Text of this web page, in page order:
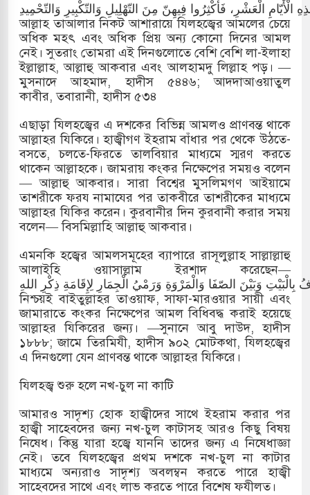
الْعَشْرِ، فَأَكْثِرُوا فِيهِنّ مِنَ التّهْلِيلِ وَالتّكْبِيرِ وَالتّحْمِيدِ.
আল্লাহ তাআলার নিকট আশারায়ে যিলহজ্বের আমলের চেয়ে
অধিক মহৎ এবং অধিক প্রিয় অন্য কোনো দিনের আমল
নেই। সুতরাং তোমরা এই দিনগুলোতে বেশি বেশি লা-ইলাহা
ইল্লাল্লাহ, আল্লাহু আকবার এবং আলহামদু লিল্লাহ পড়। —
মুসনাদে আহমাদ, হাদীস ৫৪৪৬; আদদাআওয়াতুল
কাবীর, তবারানী, হাদীস ৫৩৪
এছাড়া যিলহজ্বের এ দশকের বিভিন্ন আমলও প্রাণবন্ত থাকে
আল্লাহর যিকিরে। হাজ্বীগণ ইহরাম বাঁধার পর থেকে উঠতে-
বসতে, চলতে-ফিরতে তালবিয়ার মাধ্যমে স্মরণ করতে
থাকেন আল্লাহকে। জামরায় কংকর নিক্ষেপের সময়ও বলেন
— আল্লাহু আকবার। সারা বিশ্বের মুসলিমগণ আইয়ামে
তাশরীকে ফরয নামাযের পর তাকবীরে তাশরীকের মাধ্যমে
আল্লাহর যিকির করেন। কুরবানীর দিন কুরবানী করার সময়
বলেন— বিসমিল্লাহি আল্লাহু আকবার।
এমনকি হজ্বের আমলসমূহের ব্যাপারে রাসূলুল্লাহ সাল্লাল্লাহু
আলাইহি ওয়াসাল্লাম ইরশাদ করেছেন—
بِالْبَيْتِ وَبَيْنَ الصّفَا وَالْمَرْوَةِ وَرَمْيُ الْجِمَارِ لِإِقَامَةِ ذِكْرِ اللهِ.
নিশ্চয়ই বাইতুল্লাহর তাওয়াফ, সাফা-মারওয়ার সায়ী এবং
জামারাতে কংকর নিক্ষেপের আমল বিধিবদ্ধ করাই হয়েছে
আল্লাহর যিকিরের জন্য। —সুনানে আবু দাউদ, হাদীস
১৮৮৮; জামে তিরমিযী, হাদীস ৯০২ মোটকথা, যিলহজ্বের
এ দিনগুলো যেন প্রাণবন্ত থাকে আল্লাহর যিকিরে।
যিলহজ্ব শুরু হলে নখ-চুল না কাটি
আমারও সাদৃশ্য হোক হাজ্বীদের সাথে ইহরাম করার পর
হাজ্বী সাহেবদের জন্য নখ-চুল কাটাসহ আরও কিছু বিষয়
নিষেধ। কিন্তু যারা হজ্বে যাননি তাদের জন্য এ নিষেধাজ্ঞা
নেই। তবে যিলহজ্বের প্রথম দশকে নখ-চুল না কাটার
মাধ্যমে অন্যরাও সাদৃশ্য অবলম্বন করতে পারে হাজ্বী
সাহেবদের সাথে এবং লাভ করতে পারে বিশেষ ফযীলত।